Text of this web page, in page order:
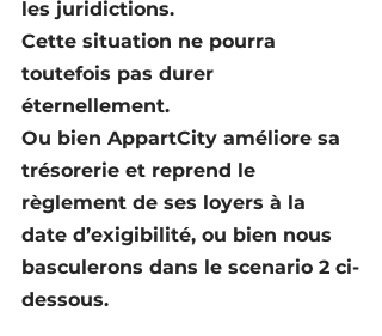
les juridictions.
Cette situation ne pourra
toutefois pas durer
éternellement.
Ou bien AppartCity améliore sa
trésorerie et reprend le
règlement de ses loyers à la
date d’exigibilité, ou bien nous
basculerons dans le scenario 2 ci-
dessous.